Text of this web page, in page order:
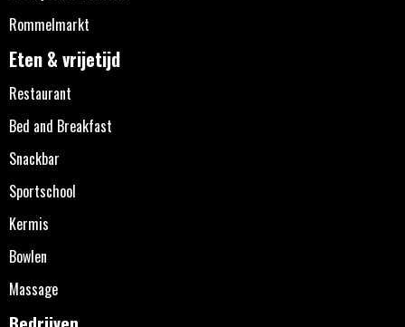
Rommelmarkt
Eten & vrijetijd
Restaurant
Bed and Breakfast
Snackbar
Sportschool
Kermis
Bowlen
Massage